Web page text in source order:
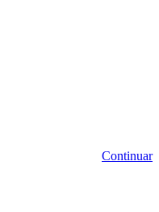
Continuar